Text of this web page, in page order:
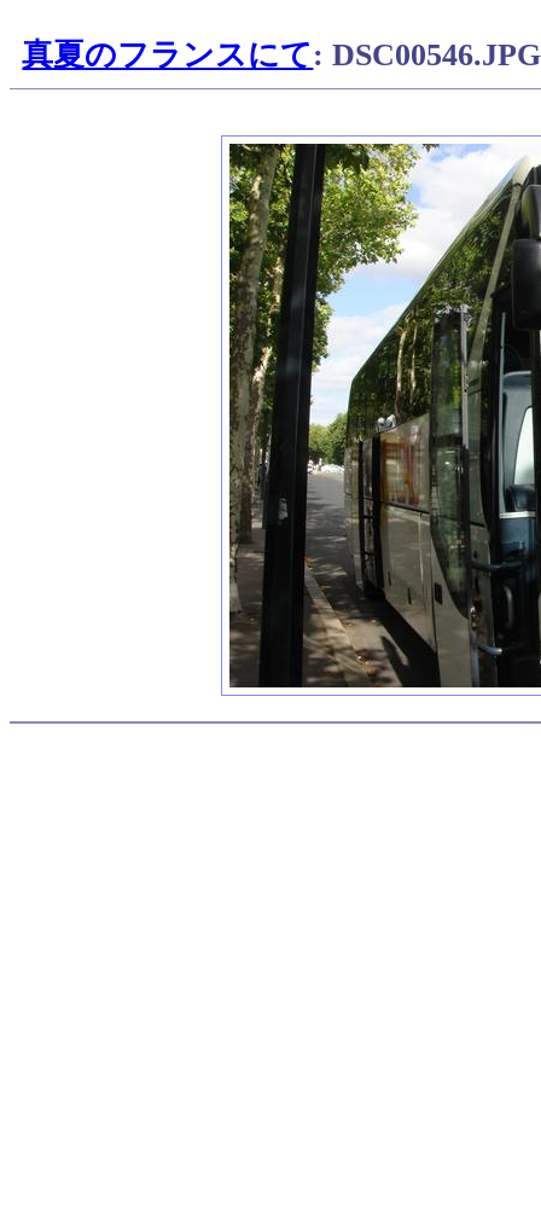
真夏のフランスにて: DSC00546.JPG